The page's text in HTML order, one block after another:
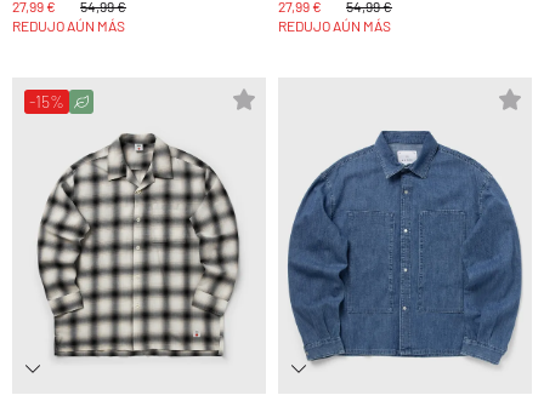
27,99 €
54,99 €
REDUJO AÚN MÁS
27,99 €
54,99 €
REDUJO AÚN MÁS
-15%